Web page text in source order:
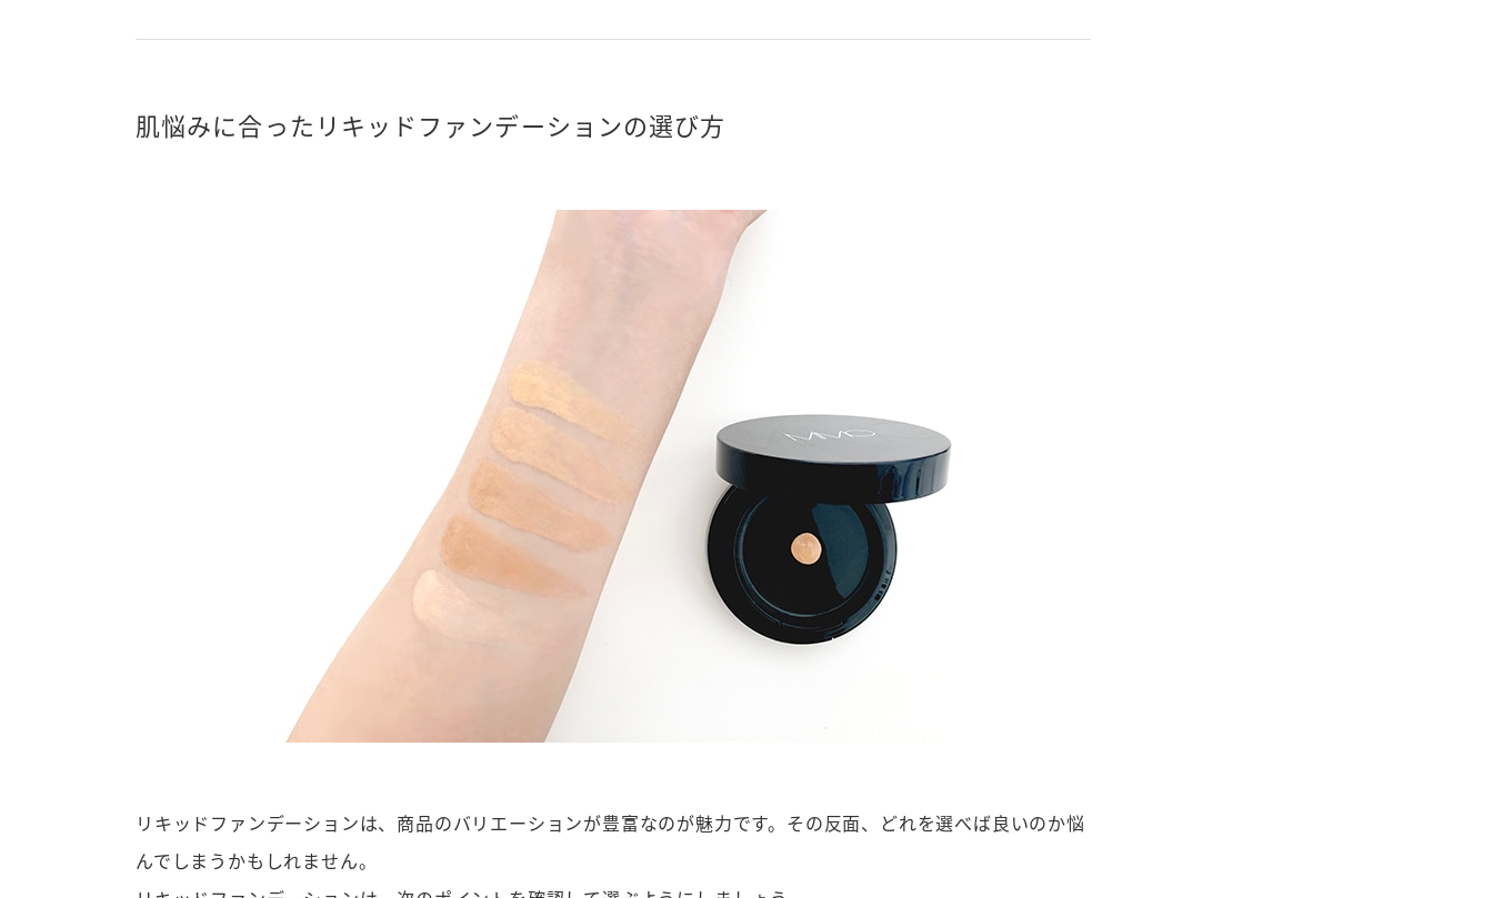
肌悩みに合ったリキッドファンデーションの選び方
リキッドファンデーションは、商品のバリエーションが豊富なのが魅力です。その反面、どれを選べば良いのか悩
んでしまうかもしれません。